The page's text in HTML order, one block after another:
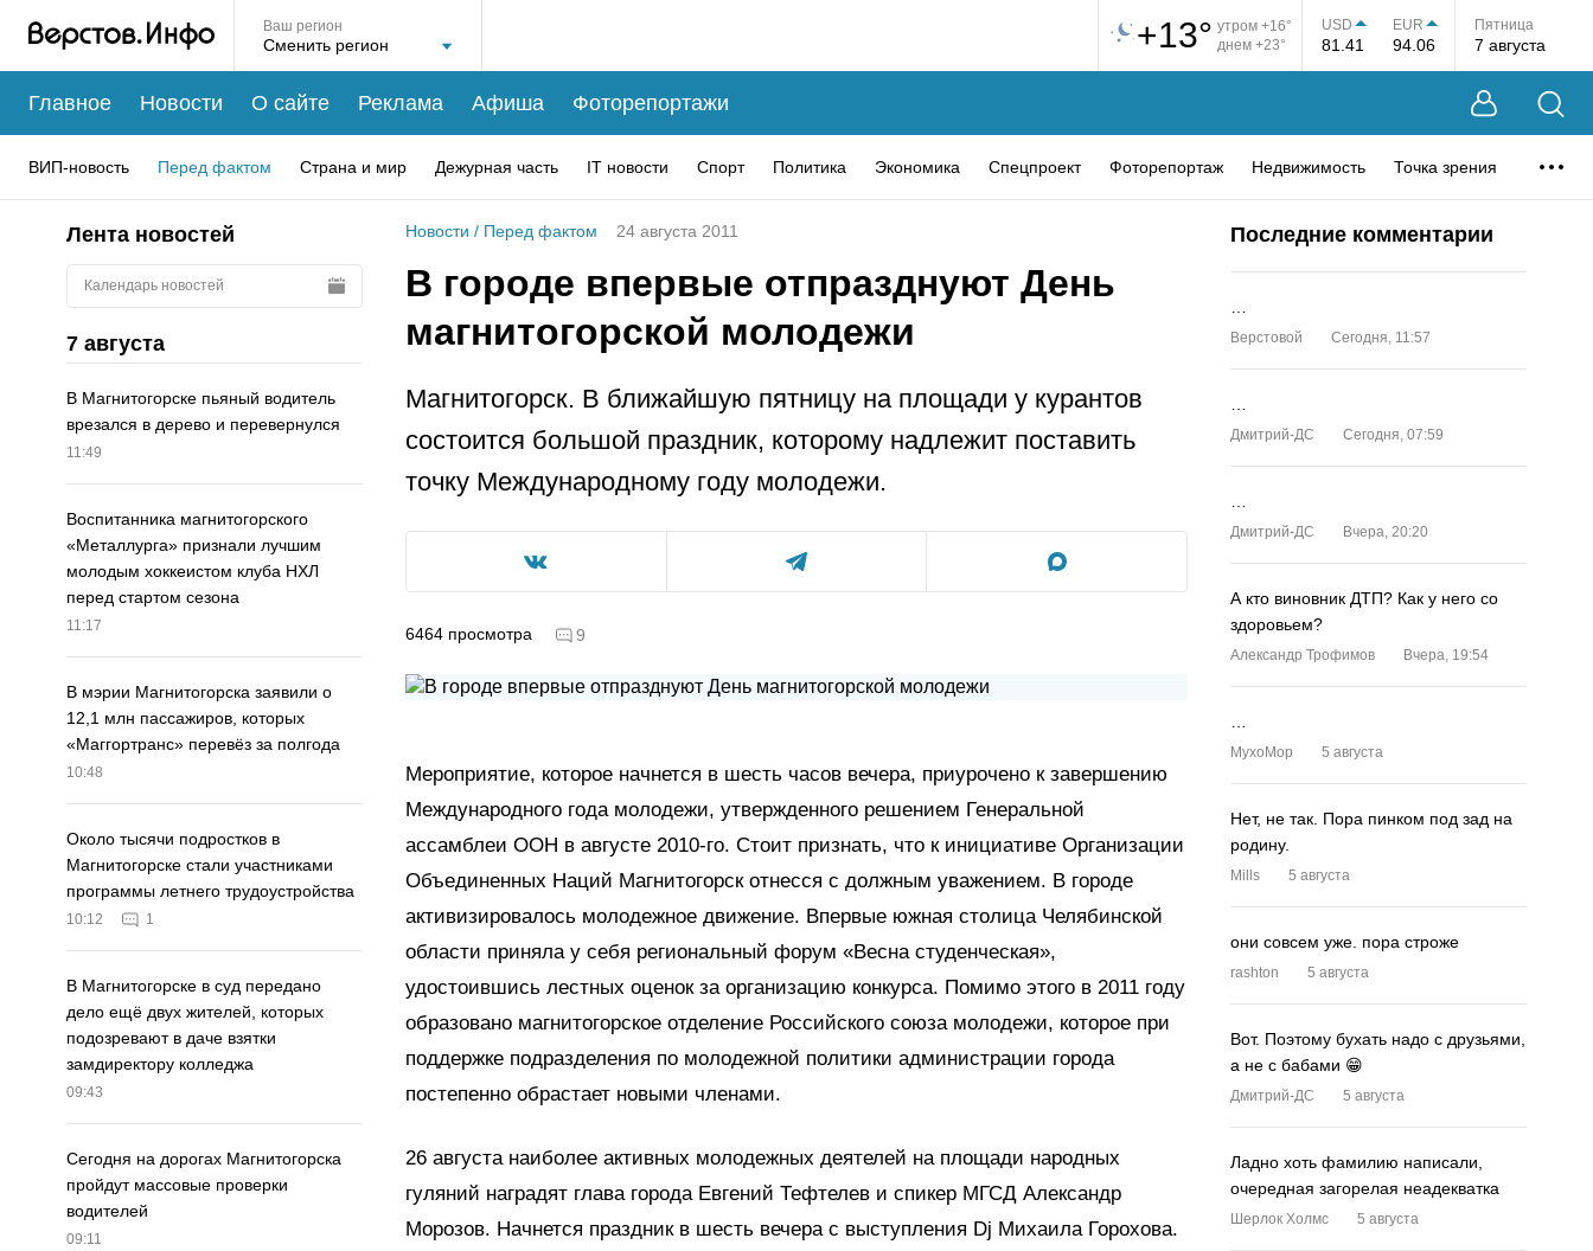
Ваш регион +13° утром +16°
днем +23°
USD
81.41
EUR
94.06
Пятница
7 августа
Главное Новости О сайте Реклама Афиша Фоторепортажи
ВИП-новость Перед фактом Страна и мир Дежурная часть IT новости Спорт Политика Экономика Спецпроект Фоторепортаж Недвижимость Точка зрения
Лента новостей
Календарь новостей
7 августа
В Магнитогорске пьяный водитель
врезался в дерево и перевернулся
11:49
Воспитанника магнитогорского
«Металлурга» признали лучшим
молодым хоккеистом клуба НХЛ
перед стартом сезона
11:17
В мэрии Магнитогорска заявили о
12,1 млн пассажиров, которых
«Маггортранс» перевёз за полгода
10:48
Около тысячи подростков в
Магнитогорске стали участниками
программы летнего трудоустройства
10:12 1
В Магнитогорске в суд передано
дело ещё двух жителей, которых
подозревают в даче взятки
замдиректору колледжа
09:43
Сегодня на дорогах Магнитогорска
пройдут массовые проверки
водителей
09:11
Новости / Перед фактом 24 августа 2011
В городе впервые отпразднуют День
магнитогорской молодежи
Магнитогорск. В ближайшую пятницу на площади у курантов
состоится большой праздник, которому надлежит поставить
точку Международному году молодежи.
6464 просмотра 9
Мероприятие, которое начнется в шесть часов вечера, приурочено к завершению
Международного года молодежи, утвержденного решением Генеральной
ассамблеи ООН в августе 2010-го. Стоит признать, что к инициативе Организации
Объединенных Наций Магнитогорск отнесся с должным уважением. В городе
активизировалось молодежное движение. Впервые южная столица Челябинской
области приняла у себя региональный форум «Весна студенческая»,
удостоившись лестных оценок за организацию конкурса. Помимо этого в 2011 году
образовано магнитогорское отделение Российского союза молодежи, которое при
поддержке подразделения по молодежной политики администрации города
постепенно обрастает новыми членами.
26 августа наиболее активных молодежных деятелей на площади народных
гуляний наградят глава города Евгений Тефтелев и спикер МГСД Александр
Морозов. Начнется праздник в шесть вечера с выступления Dj Михаила Горохова.
Последние комментарии
Верстовой Сегодня, 11:57
Дмитрий-ДС Сегодня, 07:59
Дмитрий-ДС Вчера, 20:20
А кто виновник ДТП? Как у него со
здоровьем?
Александр Трофимов Вчера, 19:54
MyxoMop 5 августа
Нет, не так. Пора пинком под зад на
родину.
Mills 5 августа
они совсем уже. пора строже
rashton 5 августа
Вот. Поэтому бухать надо с друзьями,
а не с бабами 😁
Дмитрий-ДС 5 августа
Ладно хоть фамилию написали,
очередная загорелая неадекватка
Шерлок Холмс 5 августа